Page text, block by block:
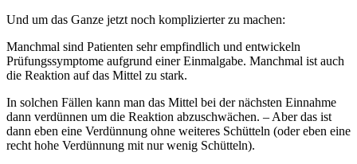
Und um das Ganze jetzt noch komplizierter zu machen:
Manchmal sind Patienten sehr empfindlich und entwickeln
Prüfungssymptome aufgrund einer Einmalgabe. Manchmal ist auch
die Reaktion auf das Mittel zu stark.
In solchen Fällen kann man das Mittel bei der nächsten Einnahme
dann verdünnen um die Reaktion abzuschwächen. – Aber das ist
dann eben eine Verdünnung ohne weiteres Schütteln (oder eben eine
recht hohe Verdünnung mit nur wenig Schütteln).